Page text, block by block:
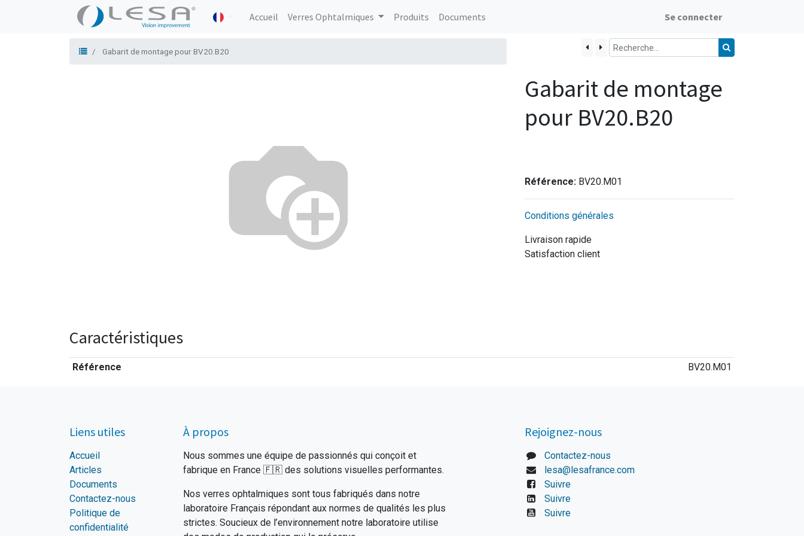
Accueil Verres Ophtalmiques Produits Documents Se connecter
Gabarit de montage pour BV20.B20
Gabarit de montage
pour BV20.B20
Référence: BV20.M01
Conditions générales
Livraison rapide
Satisfaction client
Caractéristiques
Référence BV20.M01
Liens utiles
Accueil
Articles
Documents
Contactez-nous
Politique de
confidentialité
À propos
Nous sommes une équipe de passionnés qui conçoit et
fabrique en France🇫🇷 des solutions visuelles performantes.
Nos verres ophtalmiques sont tous fabriqués dans notre
laboratoire Français répondant aux normes de qualités les plus
strictes. Soucieux de l’environnement notre laboratoire utilise
Rejoignez-nous
Contactez-nous
lesa@lesafrance.com
Suivre
Suivre
Suivre